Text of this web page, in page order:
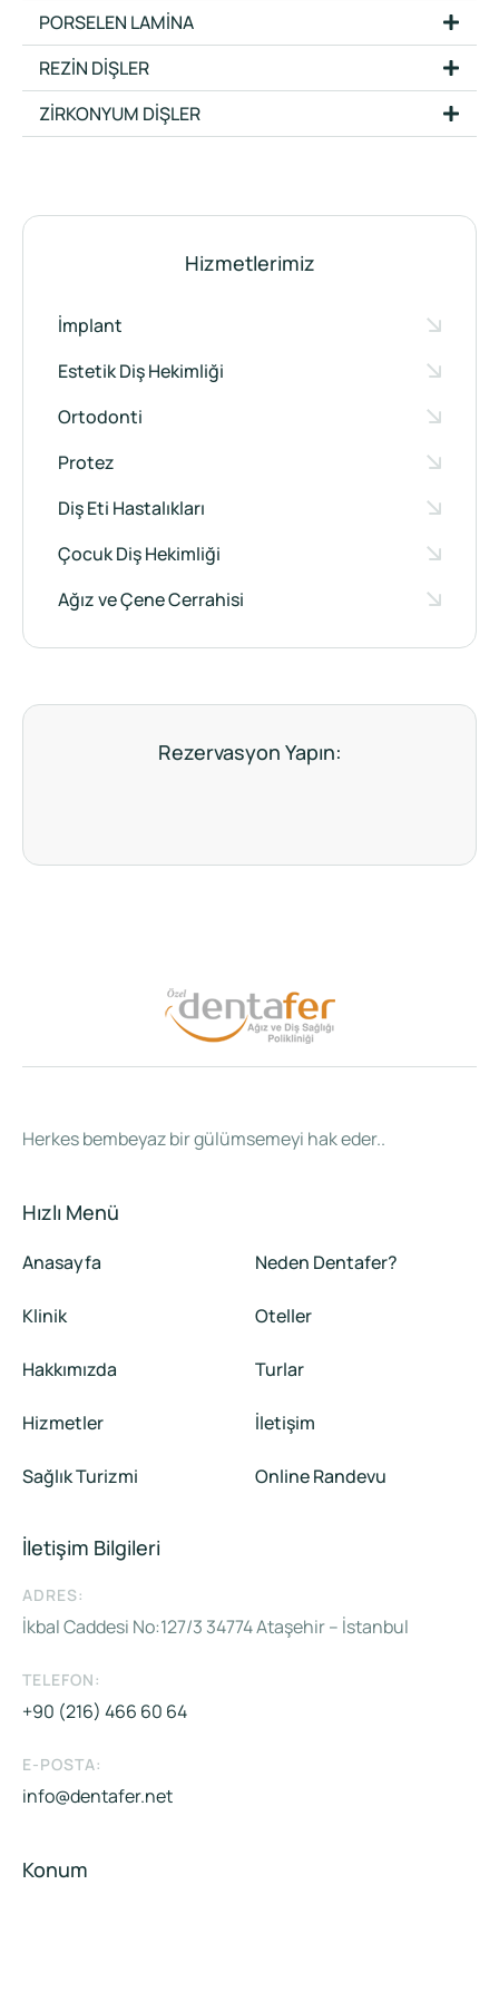
Hizmetlerimiz
İmplant
Estetik Diş Hekimliği
Ortodonti
Protez
Diş Eti Hastalıkları
Çocuk Diş Hekimliği
Ağız ve Çene Cerrahisi
Rezervasyon Yapın:
PORSELEN LAMİNA
REZİN DİŞLER
ZİRKONYUM DİŞLER
Herkes bembeyaz bir gülümsemeyi hak eder..
Hızlı Menü
Anasayfa
Klinik
Hakkımızda
Hizmetler
Sağlık Turizmi
Neden Dentafer?
Oteller
Turlar
İletişim
Online Randevu
İletişim Bilgileri
ADRES:
İkbal Caddesi No:127/3 34774 Ataşehir – İstanbul
TELEFON:
+90 (216) 466 60 64
E-POSTA:
info@dentafer.net
Konum